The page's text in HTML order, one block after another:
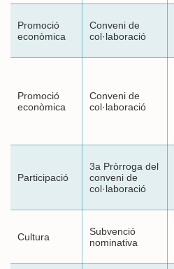
Promoció
econòmica
Conveni de
col·laboració
Promoció
econòmica
Conveni de
col·laboració
Participació
3a Pròrroga del
conveni de
col·laboració
Cultura
Subvenció
nominativa